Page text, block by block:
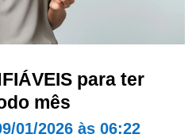
para ter
mês
01/2026 às 06:22